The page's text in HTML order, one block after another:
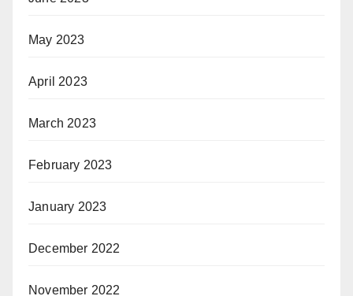
May 2023
April 2023
March 2023
February 2023
January 2023
December 2022
November 2022